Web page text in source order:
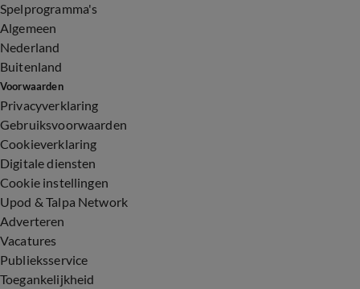
Spelprogramma's
Algemeen
Nederland
Buitenland
Voorwaarden
Privacyverklaring
Gebruiksvoorwaarden
Cookieverklaring
Digitale diensten
Cookie instellingen
Upod & Talpa Network
Adverteren
Vacatures
Publieksservice
Toegankelijkheid